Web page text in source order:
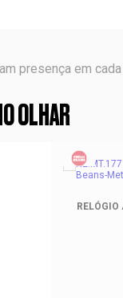
presença em cada
OLHAR